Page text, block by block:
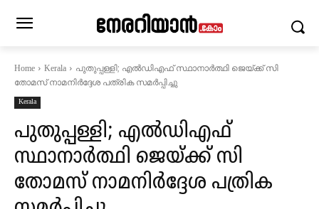
Home Kerala
പുതുപ്പള്ളി; എൽഡിഎഫ് സ്ഥാനാര്‍ത്ഥി ജെയ്ക്ക് സി
തോമസ് നാമനിർദ്ദേശ പത്രിക സമർപ്പിച്ചു
Kerala
പുതുപ്പള്ളി; എൽഡിഎഫ്
സ്ഥാനാര്‍ത്ഥി ജെയ്ക്ക് സി
തോമസ് നാമനിർദ്ദേശ പത്രിക